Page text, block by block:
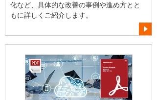
化など、具体的な改善の事例や進め方とと
もに詳しくご紹介します。